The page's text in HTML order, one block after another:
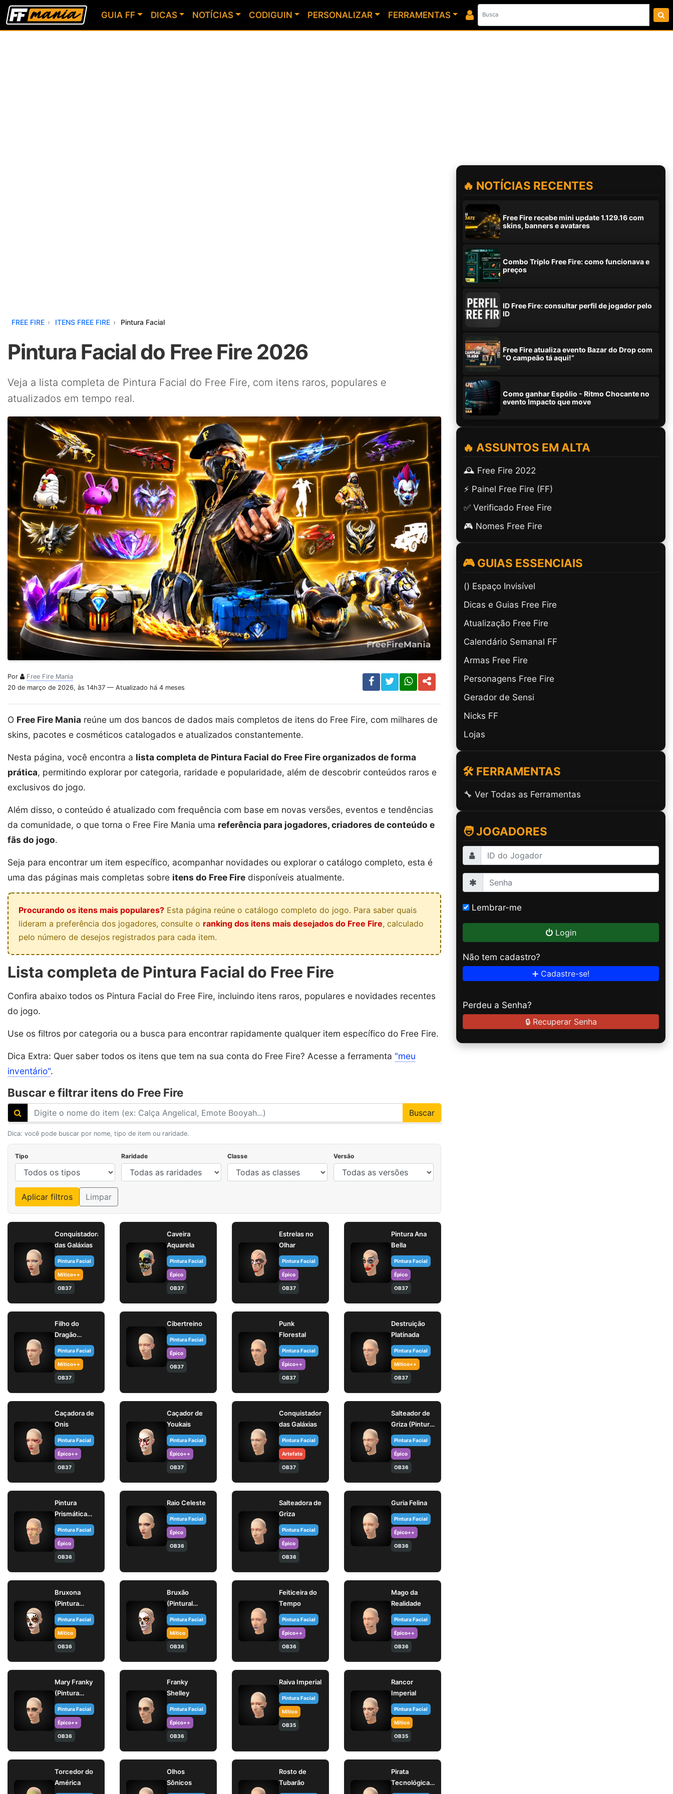
GUIA FF DICAS NOTÍCIAS CODIGUIN PERSONALIZAR FERRAMENTAS
FREE FIRE ITENS FREE FIRE Pintura Facial
Pintura Facial do Free Fire 2026
Veja a lista completa de Pintura Facial do Free Fire, com itens raros, populares e
atualizados em tempo real.
Por
Free Fire Mania
20 de março de 2026, às 14h37 — Atualizado há 4 meses
O Free Fire Mania reúne um dos bancos de dados mais completos de itens do Free Fire, com milhares de
skins, pacotes e cosméticos catalogados e atualizados constantemente.
Nesta página, você encontra a lista completa de Pintura Facial do Free Fire organizados de forma
prática, permitindo explorar por categoria, raridade e popularidade, além de descobrir conteúdos raros e
exclusivos do jogo.
Além disso, o conteúdo é atualizado com frequência com base em novas versões, eventos e tendências
da comunidade, o que torna o Free Fire Mania uma referência para jogadores, criadores de conteúdo e
fãs do jogo.
Seja para encontrar um item específico, acompanhar novidades ou explorar o catálogo completo, esta é
uma das páginas mais completas sobre itens do Free Fire disponíveis atualmente.
Procurando os itens mais populares? Esta página reúne o catálogo completo do jogo. Para saber quais
lideram a preferência dos jogadores, consulte o ranking dos itens mais desejados do Free Fire, calculado
pelo número de desejos registrados para cada item.
Lista completa de Pintura Facial do Free Fire
Confira abaixo todos os Pintura Facial do Free Fire, incluindo itens raros, populares e novidades recentes
do jogo.
Use os filtros por categoria ou a busca para encontrar rapidamente qualquer item específico do Free Fire.
Dica Extra: Quer saber todos os itens que tem na sua conta do Free Fire? Acesse a ferramenta "meu
inventário".
Buscar e filtrar itens do Free Fire
Buscar
Dica: você pode buscar por nome, tipo de item ou raridade.
Tipo Raridade Classe Versão
Aplicar filtros Limpar
Conquistadora
das Galáxias
Pintura Facial
Mítico++
OB37
Caveira
Aquarela
Pintura Facial
Épico
OB37
Estrelas no
Olhar
Pintura Facial
Épico
OB37
Pintura Ana
Bella
Pintura Facial
Épico
OB37
Filho do
Dragão
(Pintura
facial)
Pintura Facial
Mítico++
OB37
Cibertreino
Pintura Facial
Épico
OB37
Punk
Florestal
Pintura Facial
Épico++
OB37
Destruição
Platinada
Pintura Facial
Mítico++
OB37
Caçadora de
Onis
Pintura Facial
Épico++
OB37
Caçador de
Youkais
Pintura Facial
Épico++
OB37
Conquistador
das Galáxias
Pintura Facial
Artefato
OB37
Salteador de
Griza (Pintura
facial)
Pintura Facial
Épico
OB36
Pintura
Prismática
(Pintura
facial)
Pintura Facial
Épico
OB36
Raio Celeste
Pintura Facial
Épico
OB36
Salteadora de
Griza
Pintura Facial
Épico
OB36
Guria Felina
Pintura Facial
Épico++
OB36
Bruxona
(Pintura
facial)
Pintura Facial
Mítico
OB36
Bruxão
(Pintural
facial)
Pintura Facial
Mítico
OB36
Feiticeira do
Tempo
Pintura Facial
Épico++
OB36
Mago da
Realidade
Pintura Facial
Épico++
OB36
Mary Franky
(Pintura
facial)
Pintura Facial
Épico++
OB36
Franky
Shelley
Pintura Facial
Épico++
OB36
Raiva Imperial
Pintura Facial
Mítico
OB35
Rancor
Imperial
Pintura Facial
Mítico
OB35
Torcedor do
América
Olhos
Sônicos
Rosto de
Tubarão
Pirata
Tecnológica
🔥 NOTÍCIAS RECENTES
Free Fire recebe mini update 1.129.16 com
skins, banners e avatares
Combo Triplo Free Fire: como funcionava e
preços
ID Free Fire: consultar perfil de jogador pelo
ID
Free Fire atualiza evento Bazar do Drop com
“O campeão tá aqui!”
Como ganhar Espólio - Ritmo Chocante no
evento Impacto que move
🔥 ASSUNTOS EM ALTA
🕰️ Free Fire 2022
⚡ Painel Free Fire (FF)
✅ Verificado Free Fire
🎮 Nomes Free Fire
🎮 GUIAS ESSENCIAIS
(ㅤ) Espaço Invisível
Dicas e Guias Free Fire
Atualização Free Fire
Calendário Semanal FF
Armas Free Fire
Personagens Free Fire
Gerador de Sensi
Nicks FF
Lojas
🛠️ FERRAMENTAS
🔧 Ver Todas as Ferramentas
🧑 JOGADORES
Lembrar-me
Login
Não tem cadastro?
➕ Cadastre-se!
Perdeu a Senha?
🔒 Recuperar Senha